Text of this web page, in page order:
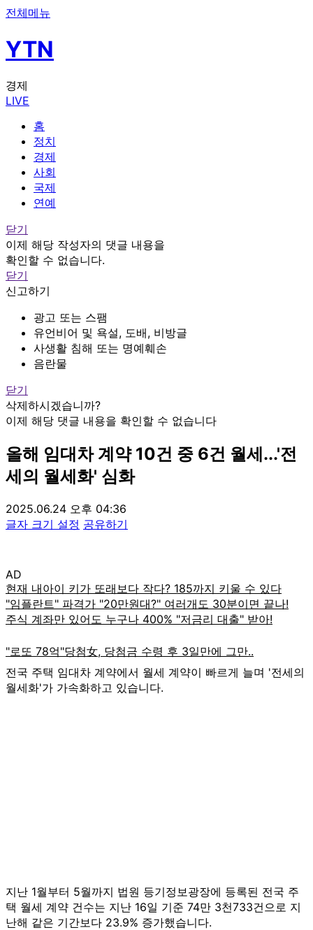
전체메뉴
YTN
경제
LIVE
홈
정치
경제
사회
국제
연예
닫기
이제 해당 작성자의 댓글 내용을
확인할 수 없습니다.
닫기
신고하기
광고 또는 스팸
유언비어 및 욕설, 도배, 비방글
사생활 침해 또는 명예훼손
음란물
닫기
삭제하시겠습니까?
이제 해당 댓글 내용을 확인할 수 없습니다
올해 임대차 계약 10건 중 6건 월세...'전
세의 월세화' 심화
2025.06.24 오후 04:36
글자 크기 설정 공유하기
AD
전국 주택 임대차 계약에서 월세 계약이 빠르게 늘며 '전세의
월세화'가 가속화하고 있습니다.
지난 1월부터 5월까지 법원 등기정보광장에 등록된 전국 주
택 월세 계약 건수는 지난 16일 기준 74만 3천733건으로 지
난해 같은 기간보다 23.9% 증가했습니다.